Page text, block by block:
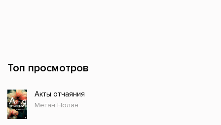
Топ просмотров
Акты отчаяния
Меган Нолан